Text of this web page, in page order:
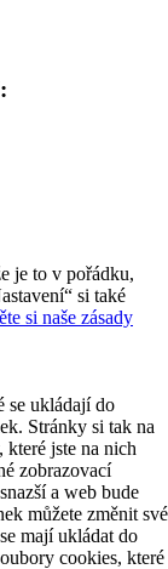
je to v pořádku,
si také
si naše zásady
se ukládají do
Stránky si tak na
které jste na nich
zobrazovací
a web bude
můžete změnit své
mají ukládat do
cookies, které